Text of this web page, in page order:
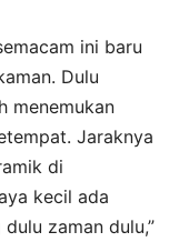
ini baru
Dulu
menemukan
Jaraknya
di
kecil ada
zaman dulu,”